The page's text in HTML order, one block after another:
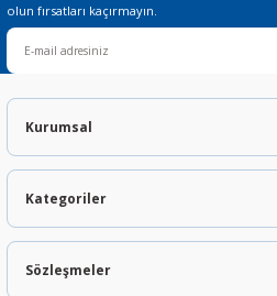
olun fırsatları kaçırmayın.
Kurumsal
Kategoriler
Sözleşmeler